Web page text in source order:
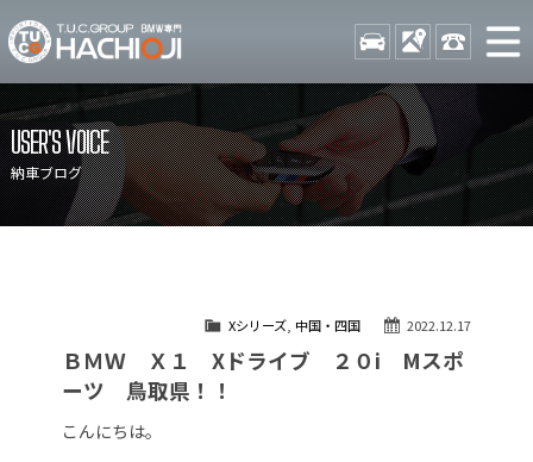
TUCグループ BMW専門 八
STOCK ACCESS 042-
ニュース
在庫リスト
目玉車両一覧
店舗紹介
保証＆サービス
アクセスマップ
自動車保険
TUCとは？
納車blog
USER'S VOICE
納車ブログ
2022.12.17
Xシリーズ, 中国・四国
ＢＭＷ Ｘ１ Xドライブ ２０i Mスポ
ーツ 鳥取県！！
こんにちは。